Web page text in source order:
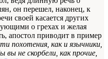
он перешел, наконец, к
своей касается других
о грехах и желая
апостол приводит в пример
похотения, как и язычники,
вы не скорбели, как прочие,